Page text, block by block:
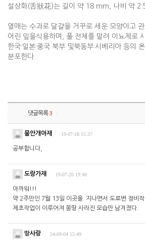
설상화(舌狀花)는 길이 약 18 mm, 나비 약
열매는 수과로 달걀을 거꾸로 세운 모양이고
어린 잎을식용하며, 풀 전체를 말려 이뇨제로
한국·일본·중국 북부 및북동부·시베리아 등의
분포한다.
댓글목록3
물안개아재 19-07-18 15:37
공부합니다,
도랑가재 19-07-20 19:40
아까워!!!
약 2주만인 7월 13일 이곳을 지나면서 도로변 정비
제초작업이 이루어져 몽땅 사라진 모습만 남겨졌다.
땅사랑 24-09-04 15:49